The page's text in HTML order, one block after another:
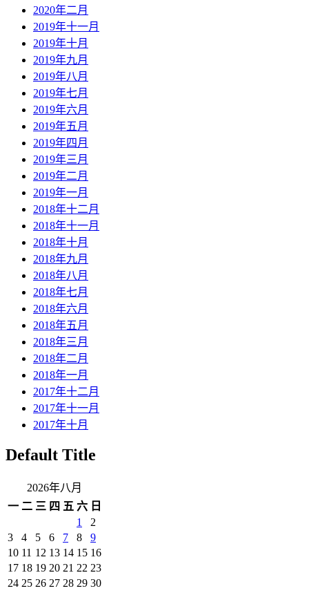
2020年二月
2019年十一月
2019年十月
2019年九月
2019年八月
2019年七月
2019年六月
2019年五月
2019年四月
2019年三月
2019年二月
2019年一月
2018年十二月
2018年十一月
2018年十月
2018年九月
2018年八月
2018年七月
2018年六月
2018年五月
2018年三月
2018年二月
2018年一月
2017年十二月
2017年十一月
2017年十月
Default Title
2026年八月
一 二 三 四 五 六 日
1
2
3
4 5 6 7 8
9
10 11 12 13 14 15 16
17 18 19 20 21 22 23
24 25 26 27 28 29 30